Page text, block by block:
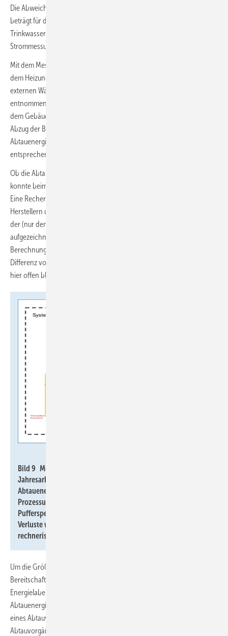
Die Abweichung zwischen interner Anzeige und externer Messung
beträgt für die Raumheizung etwa 9 % und für die
Trinkwassererwärmung etwa 3 %. Die Abweichung bei den
Strommessungen liegt hingegen unter 1 %.
Mit dem Messaufbau kann die Abtauenergie (entnommene Wärme aus
dem Heizungspufferspeicher für die Prozessumkehr) durch die
externen Wärmezähler nicht getrennt erfasst werden. Die
entnommene Abtauenergie wird aber zuvor als „Nutzen“ erfasst, der
dem Gebäude jedoch nicht als Nutzwärme zur Verfügung steht. Ein
Abzug der Bereitschaftsverluste des Pufferspeichers und der
Abtauenergie verringert die Gesamteffizienz und reduziert
entsprechend die SJAZ.
Ob die Abtauenergie bei der internen Messung bereits korrigiert wird,
konnte beim Wärmepumpen-Hersteller bisher nicht erfragt werden.
Eine Recherche unter Fachkollegen ergab, dass bei anderen
Herstellern die Abtauenergie und die Anzahl der Abtauvorgänge in
der (nur dem Servicetechniker zugänglichen) dritten Systemebene
aufgezeichnet und vermutlich für die interne Messung und die JAZ-
Berechnung berücksichtig werden. Ob dies eine Ursache für die
Differenz von der externen zur internen JAZ-Bestimmung ist, muss
hier offen bleiben.
Bild 9 Messkonzept zur Bestimmung der System-
Jahresarbeitszahl mit Bilanzgrenze. Messproblem: Die
Abtauenergie (Wärme aus dem Heizungspufferspeicher mit
Prozessumkehr) und der Bereitschaftsverlust des
Pufferspeichers können nicht getrennt erfasst werden, beide
Verluste werden als „Nutzen“ gezählt und können nur
rechnerisch korrigiert werden.
Um die Größenordnung rechnerisch abzuschätzen, wurde der
Bereitschaftsverlust des Pufferspeichers aus den Angaben des
Energielabels mit den realen Temperaturen skaliert (214 kWh
Abtauenergie wurde durch das Auslitern der Schmelzwassermenge
eines Abtauvorgangs und einer errechneten Anzahl der
Abtauvorgänge (325 Stück) auf der Basis von Standortdaten auf